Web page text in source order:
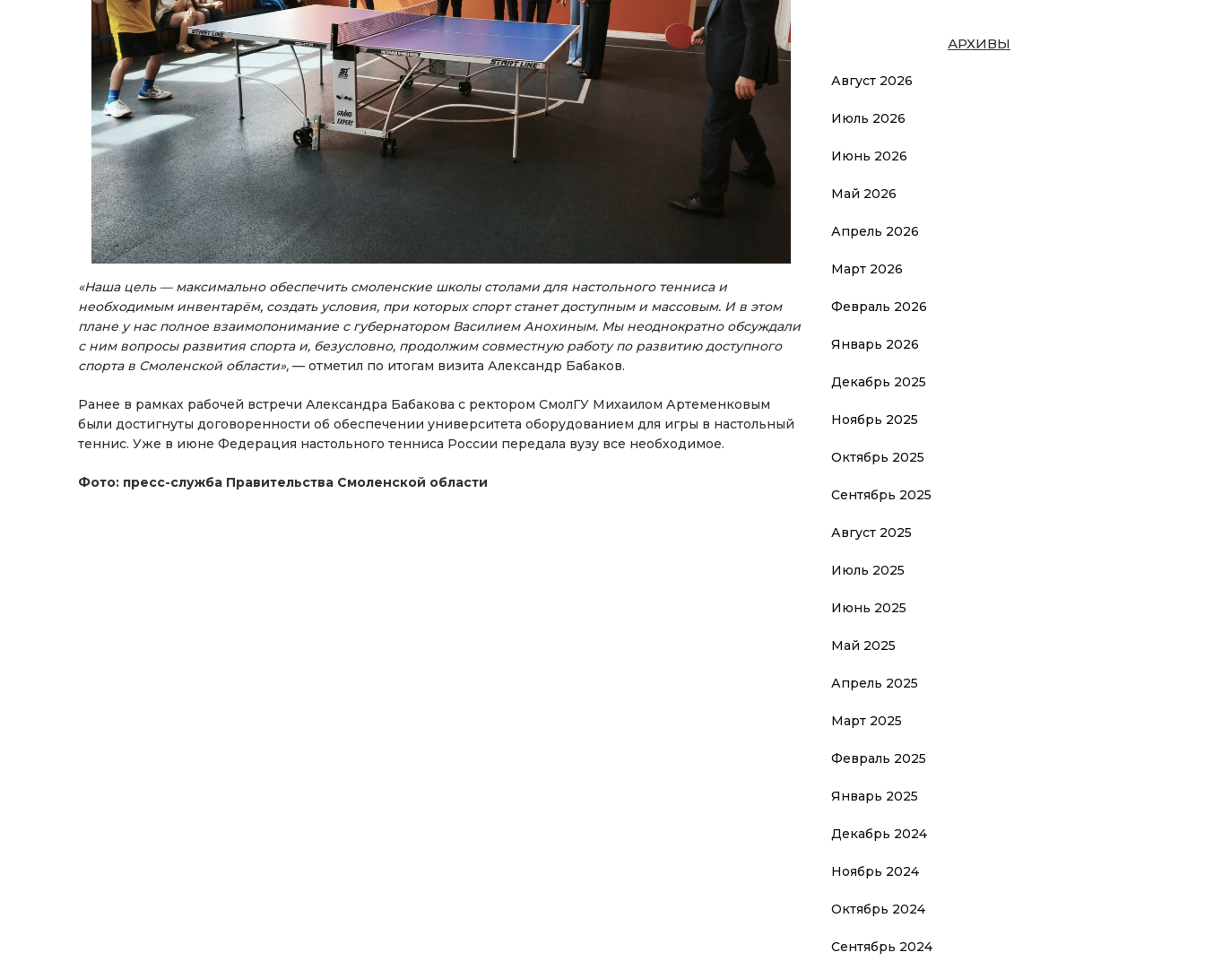
«Наша цель — максимально обеспечить смоленские школы столами для настольного тенниса и
необходимым инвентарём, создать условия, при которых спорт станет доступным и массовым. И в этом
плане у нас полное взаимопонимание с губернатором Василием Анохиным. Мы неоднократно обсуждали
с ним вопросы развития спорта и, безусловно, продолжим совместную работу по развитию доступного
спорта в Смоленской области», — отметил по итогам визита Александр Бабаков.
Ранее в рамках рабочей встречи Александра Бабакова с ректором СмолГУ Михаилом Артеменковым
были достигнуты договоренности об обеспечении университета оборудованием для игры в настольный
теннис. Уже в июне Федерация настольного тенниса России передала вузу все необходимое.
Фото: пресс-служба Правительства Смоленской области
АРХИВЫ
Август 2026
Июль 2026
Июнь 2026
Май 2026
Апрель 2026
Март 2026
Февраль 2026
Январь 2026
Декабрь 2025
Ноябрь 2025
Октябрь 2025
Сентябрь 2025
Август 2025
Июль 2025
Июнь 2025
Май 2025
Апрель 2025
Март 2025
Февраль 2025
Январь 2025
Декабрь 2024
Ноябрь 2024
Октябрь 2024
Сентябрь 2024